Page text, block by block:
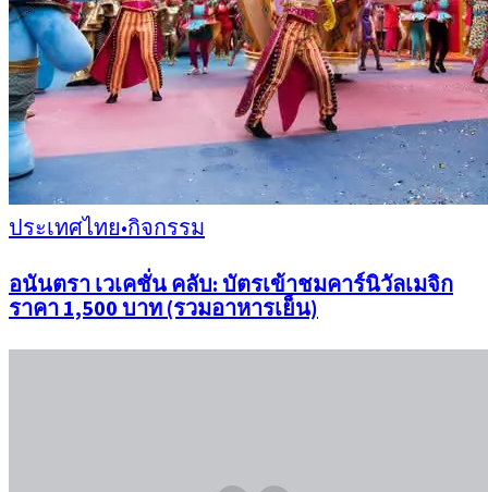
ประเทศไทย•กิจกรรม
อนันตรา เวเคชั่น คลับ: บัตรเข้าชมคาร์นิวัลเมจิก
ราคา 1,500 บาท (รวมอาหารเย็น)